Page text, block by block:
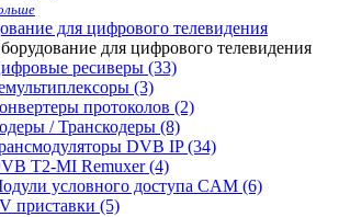
для цифрового телевидения
для цифрового телевидения
ресиверы (33)
(3)
протоколов (2)
/ Транскодеры (8)
DVB IP (34)
T2-MI Remuxer (4)
условного доступа CAM (6)
приставки (5)